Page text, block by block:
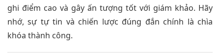
ghi điểm cao và gây ấn tượng tốt với giám khảo. Hãy
nhớ, sự tự tin và chiến lược đúng đắn chính là chìa
khóa thành công.